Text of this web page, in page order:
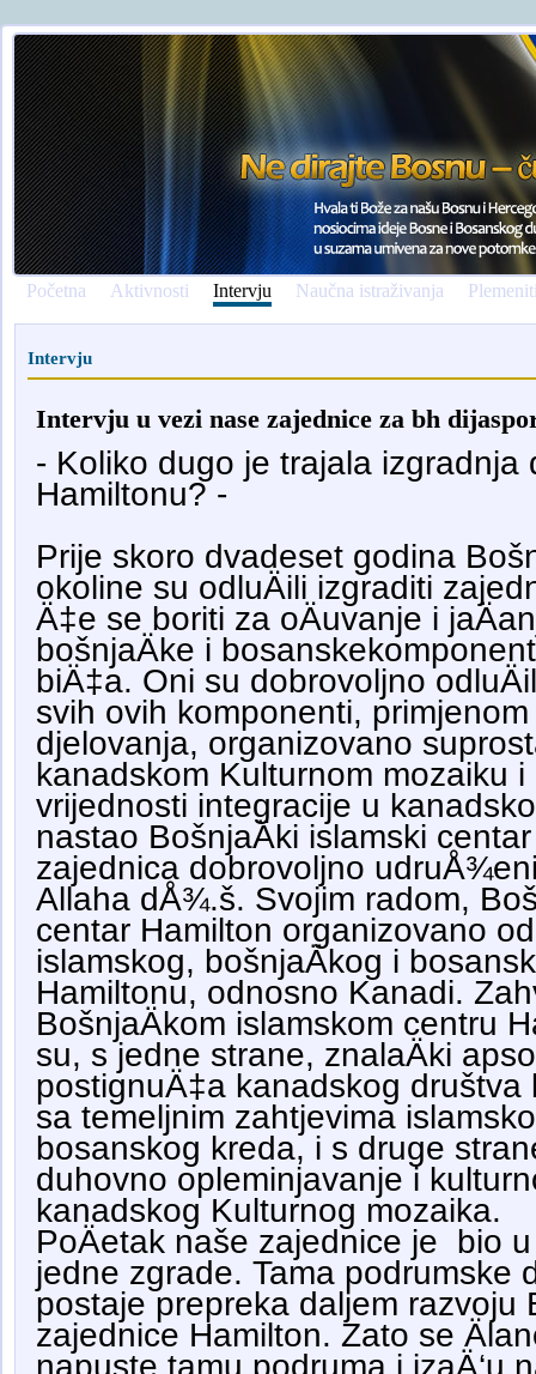
Početna Aktivnosti Intervju Naučna istraživanja
Intervju
Intervju u vezi nase zajednice za bh
- Koliko dugo je trajala
Hamiltonu? -
Prije skoro dvadeset godina
okoline su odluÄili izgraditi
Ä‡e se boriti za oÄuvanje i
bošnjaÄke i
biÄ‡a. Oni su dobrovoljno
svih ovih komponenti, primjenom
djelovanja, organizovano
kanadskom Kulturnom mozaiku
vrijednosti integracije u
nastao BošnjaÄki islamski
zajednica dobrovoljno
Allaha dÅ¾.š. Svojim radom,
centar Hamilton organizovano
islamskog, bošnjaÄkog i
Hamiltonu, odnosno Kanadi.
BošnjaÄkom islamskom centru
su, s jedne strane, znalaÄki
postignuÄ‡a kanadskog društva
sa temeljnim zahtjevima
bosanskog kreda, i s druge
duhovno opleminjavanje i
kanadskog Kulturnog mozaika.
PoÄetak naše zajednice je bio
jedne zgrade. Tama podrumske
postaje prepreka daljem razvoju
zajednice Hamilton. Zato se